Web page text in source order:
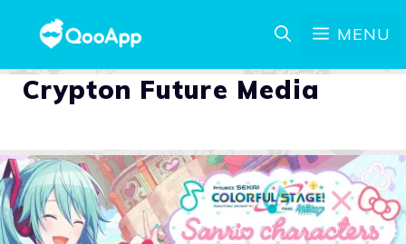
MENU
Crypton Future Media